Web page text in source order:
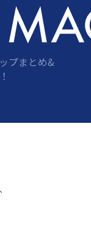
プまとめ&